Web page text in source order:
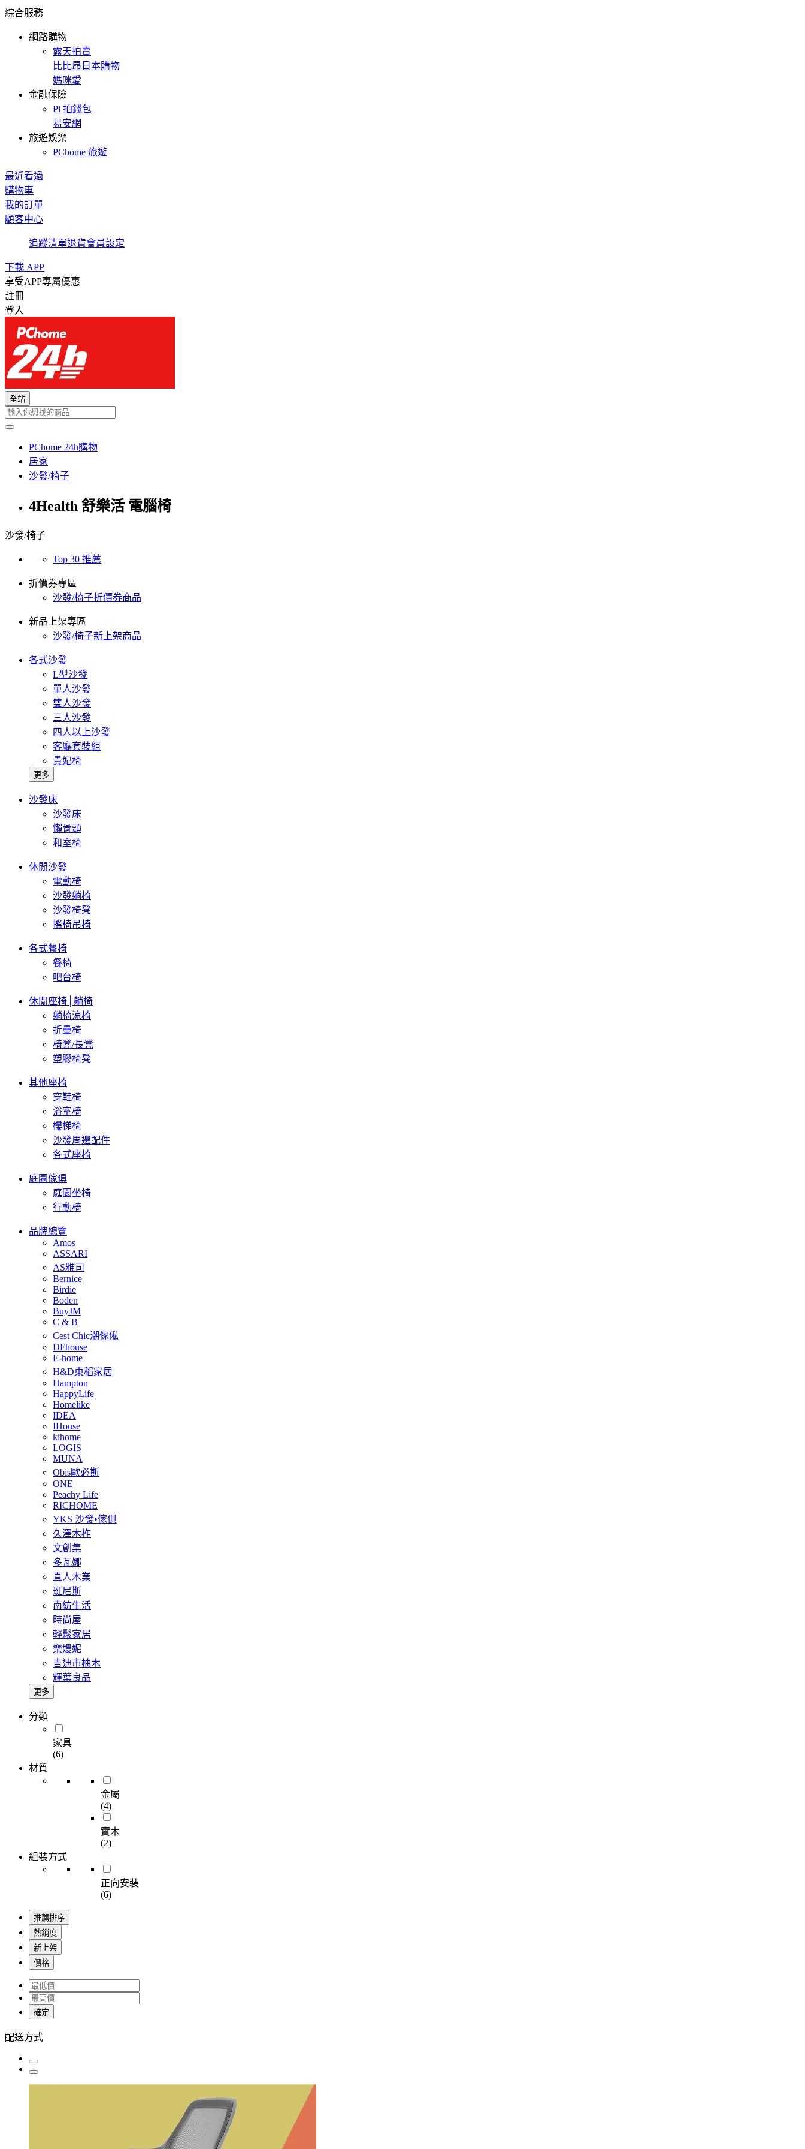
綜合服務
網路購物
露天拍賣
比比昂日本購物
媽咪愛
金融保險
Pi 拍錢包
易安網
旅遊娛樂
PChome 旅遊
最近看過
購物車
我的訂單
顧客中心
追蹤清單退貨會員設定
下載 APP
享受APP專屬優惠
註冊
登入
全站
PChome 24h購物
居家
沙發/椅子
4Health 舒樂活 電腦椅
沙發/椅子
Top 30 推薦
折價券專區
沙發/椅子折價券商品
新品上架專區
沙發/椅子新上架商品
各式沙發
L型沙發
單人沙發
雙人沙發
三人沙發
四人以上沙發
客廳套裝組
貴妃椅
更多
沙發床
沙發床
懶骨頭
和室椅
休閒沙發
電動椅
沙發躺椅
沙發椅凳
搖椅吊椅
各式餐椅
餐椅
吧台椅
休閒座椅│躺椅
躺椅涼椅
折疊椅
椅凳/長凳
塑膠椅凳
其他座椅
穿鞋椅
浴室椅
樓梯椅
沙發周邊配件
各式座椅
庭園傢俱
庭園坐椅
行動椅
品牌總覽
Amos
ASSARI
AS雅司
Bernice
Birdie
Boden
BuyJM
C & B
Cest Chic潮傢俬
DFhouse
E-home
H&D東稻家居
Hampton
HappyLife
Homelike
IDEA
IHouse
kihome
LOGIS
MUNA
Obis歐必斯
ONE
Peachy Life
RICHOME
YKS 沙發•傢俱
久澤木柞
文創集
多瓦娜
直人木業
班尼斯
南紡生活
時尚屋
輕鬆家居
樂嫚妮
吉迪市柚木
輝葉良品
更多
分類
家具
(6)
材質
金屬
(4)
實木
(2)
組裝方式
正向安裝
(6)
推薦排序
熱銷度
新上架
價格
確定
配送方式